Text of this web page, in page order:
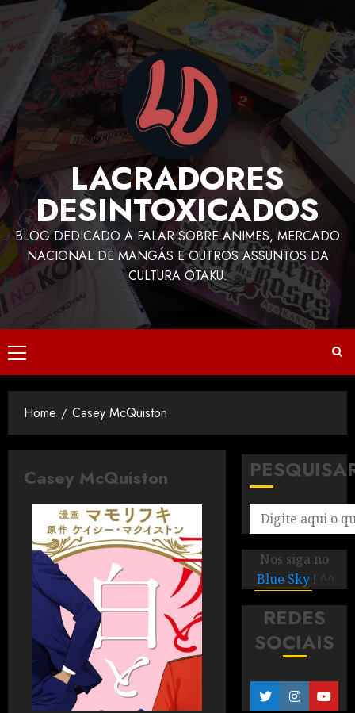
LACRADORES
DESINTOXICADOS
BLOG DEDICADO A FALAR SOBRE ANIMES, MERCADO
NACIONAL DE MANGÁS E OUTROS ASSUNTOS DA
CULTURA OTAKU.
Home Casey McQuiston
Casey McQuiston
Nos siga no
Blue Sky ! ^^
REDES
SOCIAIS